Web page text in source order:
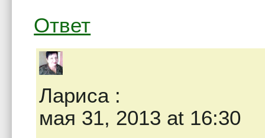
Ответ
Лариса :
мая 31, 2013 at 16:30